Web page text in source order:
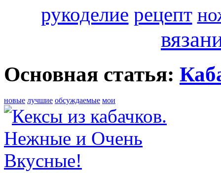
рукоделие рецепт
Основная статья:
новые лучшие обсуждаемые мои